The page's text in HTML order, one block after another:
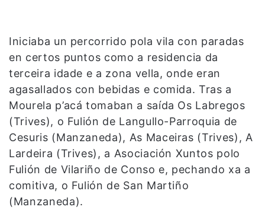
Iniciaba un percorrido pola vila con paradas
en certos puntos como a residencia da
terceira idade e a zona vella, onde eran
agasallados con bebidas e comida. Tras a
Mourela p’acá tomaban a saída Os Labregos
(Trives), o Fulión de Langullo-Parroquia de
Cesuris (Manzaneda), As Maceiras (Trives), A
Lardeira (Trives), a Asociación Xuntos polo
Fulión de Vilariño de Conso e, pechando xa a
comitiva, o Fulión de San Martiño
(Manzaneda).